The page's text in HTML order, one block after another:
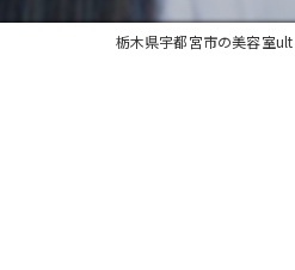
栃木県宇都宮市の美容室ult